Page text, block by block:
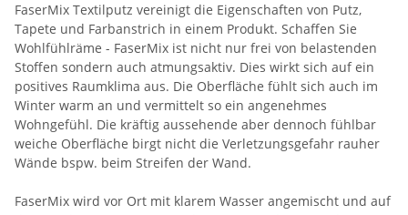
FaserMix Textilputz vereinigt die Eigenschaften von Putz,
Tapete und Farbanstrich in einem Produkt. Schaffen Sie
Wohlfühlräme - FaserMix ist nicht nur frei von belastenden
Stoffen sondern auch atmungsaktiv. Dies wirkt sich auf ein
positives Raumklima aus. Die Oberfläche fühlt sich auch im
Winter warm an und vermittelt so ein angenehmes
Wohngefühl. Die kräftig aussehende aber dennoch fühlbar
weiche Oberfläche birgt nicht die Verletzungsgefahr rauher
Wände bspw. beim Streifen der Wand.
FaserMix wird vor Ort mit klarem Wasser angemischt und auf